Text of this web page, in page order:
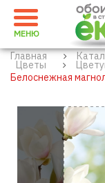
МЕНЮ
Главная
Цветы
Белоснежная